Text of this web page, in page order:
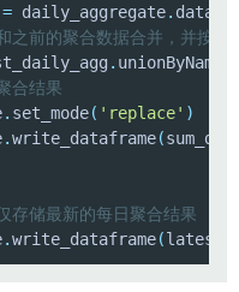
= daily_aggregate.
之前的聚合数据合并，并按字
. unionByName
合结果
. set_mode( 'replace' )
.write_dataframe(
存储最新的每日聚合结果
.write_dataframe(